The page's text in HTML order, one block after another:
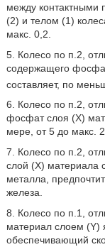
между контактными
(2) и телом (1)
макс. 0,2.
5. Колесо по п.2,
содержащего
составляет, по
6. Колесо по п.2,
фосфат слоя (X)
мере, от 5 до макс.
7. Колесо по п.2,
слой (X) материала
металла,
железа.
8. Колесо по п.1,
материал слоем (Y)
обеспечивающий